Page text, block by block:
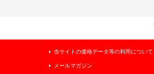
当サイトの価格データ等の利用について
メールマガジン